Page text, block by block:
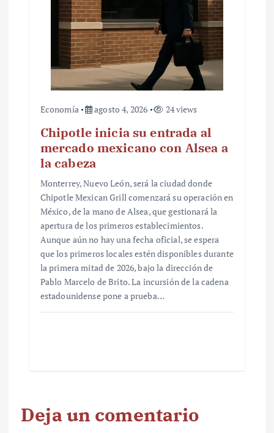
Economía agosto 4, 2026 24 views
Chipotle inicia su entrada al
mercado mexicano con Alsea a
la cabeza
Monterrey, Nuevo León, será la ciudad donde
Chipotle Mexican Grill comenzará su operación en
México, de la mano de Alsea, que gestionará la
apertura de los primeros establecimientos.
Aunque aún no hay una fecha oficial, se espera
que los primeros locales estén disponibles durante
la primera mitad de 2026, bajo la dirección de
Pablo Marcelo de Brito. La incursión de la cadena
estadounidense pone a prueba…
Deja un comentario